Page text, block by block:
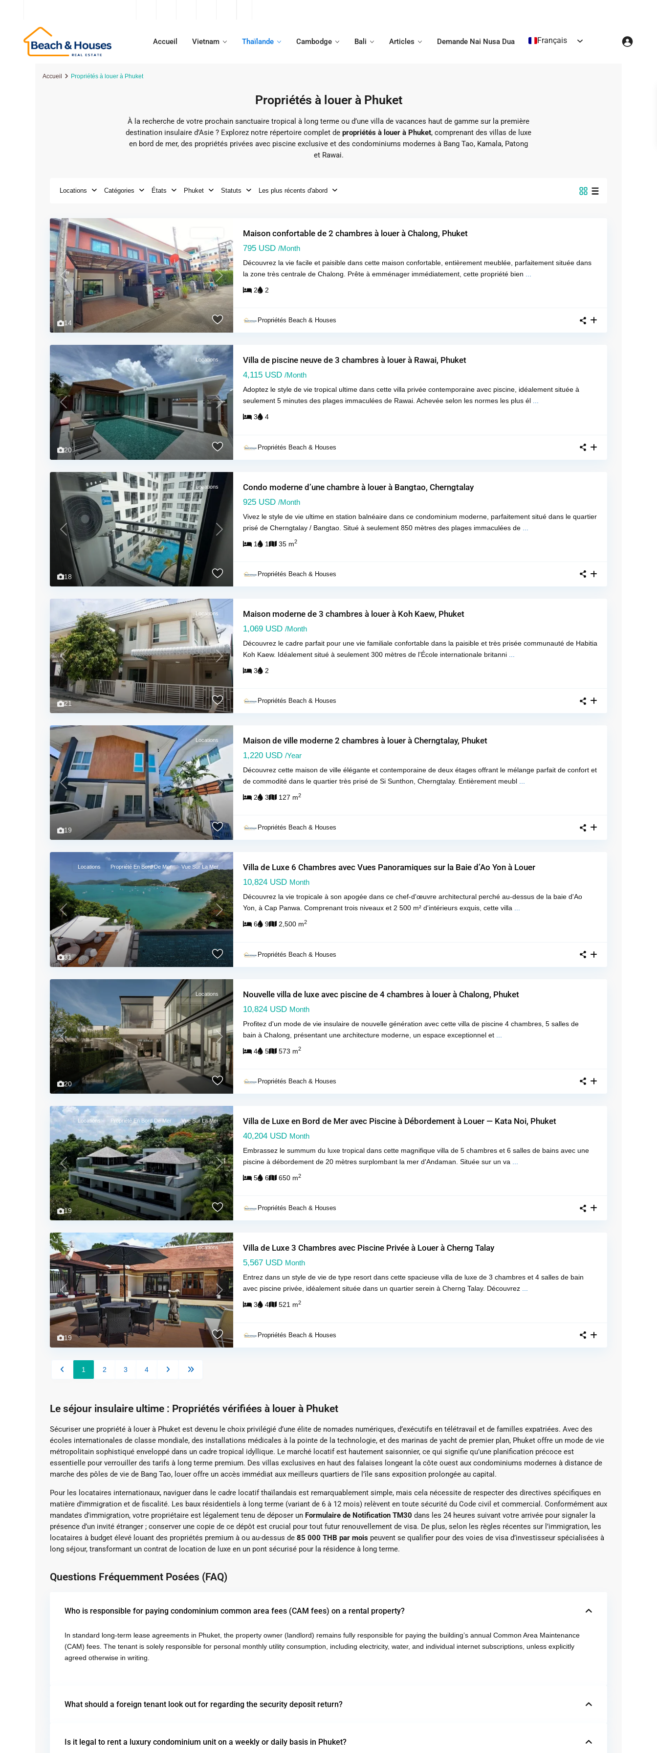
Accueil Vietnam Thaïlande Cambodge Bali Articles Demande Nai Nusa Dua Français
Accueil Propriétés à louer à Phuket
Propriétés à louer à Phuket
À la recherche de votre prochain sanctuaire tropical à long terme ou d’une villa de vacances haut de gamme sur la première
destination insulaire d’Asie ? Explorez notre répertoire complet de propriétés à louer à Phuket, comprenant des villas de luxe
en bord de mer, des propriétés privées avec piscine exclusive et des condominiums modernes à Bang Tao, Kamala, Patong
et Rawai.
Locations Catégories États Phuket Statuts Les plus récents d'abord
14
Previous Next
Maison confortable de 2 chambres à louer à Chalong, Phuket
795 USD /Month
Découvrez la vie facile et paisible dans cette maison confortable, entièrement meublée, parfaitement située dans
la zone très centrale de Chalong. Prête à emménager immédiatement, cette propriété bien
2 2
Propriétés Beach & Houses
20
Previous Next
Locations Villa de piscine neuve de 3 chambres à louer à Rawai, Phuket
4,115 USD /Month
Adoptez le style de vie tropical ultime dans cette villa privée contemporaine avec piscine, idéalement située à
seulement 5 minutes des plages immaculées de Rawai. Achevée selon les normes les plus él ...
3 4
Propriétés Beach & Houses
18
Previous Next
Locations Condo moderne d’une chambre à louer à Bangtao, Cherngtalay
925 USD /Month
Vivez le style de vie ultime en station balnéaire dans ce condominium moderne, parfaitement situé dans le quartier
prisé de Cherngtalay / Bangtao. Situé à seulement 850 mètres des plages immaculées de
1 1 35 m2
Propriétés Beach & Houses
21
Previous Next
Locations Maison moderne de 3 chambres à louer à Koh Kaew, Phuket
1,069 USD /Month
Découvrez le cadre parfait pour une vie familiale confortable dans la paisible et très prisée communauté de Habitia
Koh Kaew. Idéalement situé à seulement 300 mètres de l'École internationale britanni
3 2
Propriétés Beach & Houses
19
Previous Next
Locations Maison de ville moderne 2 chambres à louer à Cherngtalay, Phuket
1,220 USD /Year
Découvrez cette maison de ville élégante et contemporaine de deux étages offrant le mélange parfait de confort et
de commodité dans le quartier très prisé de Si Sunthon, Cherngtalay. Entièrement meubl
2 3 127 m2
Propriétés Beach & Houses
31
Previous Next
Locations Propriété En Bord De Mer Vue Sur La Mer Villa de Luxe 6 Chambres avec Vues Panoramiques sur la Baie d’Ao Yon à Louer
10,824 USD Month
Découvrez la vie tropicale à son apogée dans ce chef-d'œuvre architectural perché au-dessus de la baie d'Ao
Yon, à Cap Panwa. Comprenant trois niveaux et 2 500 m² d'intérieurs exquis, cette villa ...
6 9 2,500 m2
Propriétés Beach & Houses
20
Previous Next
Locations Nouvelle villa de luxe avec piscine de 4 chambres à louer à Chalong, Phuket
10,824 USD Month
Profitez d'un mode de vie insulaire de nouvelle génération avec cette villa de piscine 4 chambres, 5 salles de
bain à Chalong, présentant une architecture moderne, un espace exceptionnel et
4 5 573 m2
Propriétés Beach & Houses
19
Previous Next
Locations Propriété En Bord De Mer Vue Sur La Mer Villa de Luxe en Bord de Mer avec Piscine à Débordement à Louer — Kata Noi, Phuket
40,204 USD Month
Embrassez le summum du luxe tropical dans cette magnifique villa de 5 chambres et 6 salles de bains avec une
piscine à débordement de 20 mètres surplombant la mer d'Andaman. Située sur un va
5 6 650 m2
Propriétés Beach & Houses
19
Previous Next
Locations Villa de Luxe 3 Chambres avec Piscine Privée à Louer à Cherng Talay
5,567 USD Month
Entrez dans un style de vie de type resort dans cette spacieuse villa de luxe de 3 chambres et 4 salles de bain
avec piscine privée, idéalement située dans un quartier serein à Cherng Talay. Découvrez ...
3 4 521 m2
Propriétés Beach & Houses
1 2 3 4
Le séjour insulaire ultime : Propriétés vérifiées à louer à Phuket
Sécuriser une propriété à louer à Phuket est devenu le choix privilégié d’une élite de nomades numériques, d’exécutifs en télétravail et de familles expatriées. Avec des
écoles internationales de classe mondiale, des installations médicales à la pointe de la technologie, et des marinas de yacht de premier plan, Phuket offre un mode de vie
métropolitain sophistiqué enveloppé dans un cadre tropical idyllique. Le marché locatif est hautement saisonnier, ce qui signifie qu’une planification précoce est
essentielle pour verrouiller des tarifs à long terme premium. Des villas exclusives en haut des falaises longeant la côte ouest aux condominiums modernes à distance de
marche des pôles de vie de Bang Tao, louer offre un accès immédiat aux meilleurs quartiers de l’île sans exposition prolongée au capital.
Pour les locataires internationaux, naviguer dans le cadre locatif thaïlandais est remarquablement simple, mais cela nécessite de respecter des directives spécifiques en
matière d’immigration et de fiscalité. Les baux résidentiels à long terme (variant de 6 à 12 mois) relèvent en toute sécurité du Code civil et commercial. Conformément aux
mandates d’immigration, votre propriétaire est légalement tenu de déposer un Formulaire de Notification TM30 dans les 24 heures suivant votre arrivée pour signaler la
présence d’un invité étranger ; conserver une copie de ce dépôt est crucial pour tout futur renouvellement de visa. De plus, selon les règles récentes sur l’immigration, les
locataires à budget élevé louant des propriétés premium à ou au-dessus de 85 000 THB par mois peuvent se qualifier pour des voies de visa d’investisseur spécialisées à
long séjour, transformant un contrat de location de luxe en un pont sécurisé pour la résidence à long terme.
Questions Fréquemment Posées (FAQ)
Who is responsible for paying condominium common area fees (CAM fees) on a rental property?
In standard long-term lease agreements in Phuket, the property owner (landlord) remains fully responsible for paying the building’s annual Common Area Maintenance
(CAM) fees. The tenant is solely responsible for personal monthly utility consumption, including electricity, water, and individual internet subscriptions, unless explicitly
agreed otherwise in writing.
What should a foreign tenant look out for regarding the security deposit return?
Is it legal to rent a luxury condominium unit on a weekly or daily basis in Phuket?